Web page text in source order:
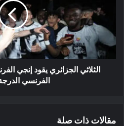
الفرنسي
للعودة
إلى
الدوري
الفرنسي
الدرجةالثلاثي الجزائري يقود إنجي
الفرنسي
مقالات ذات صلة